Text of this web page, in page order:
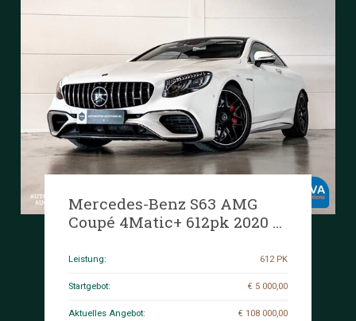
Mercedes-Benz S63 AMG
Coupé 4Matic+ 612pk 2020 -
Leistung: 612 PK
Startgebot: € 5 000,00
Aktuelles Angebot: € 108 000,00